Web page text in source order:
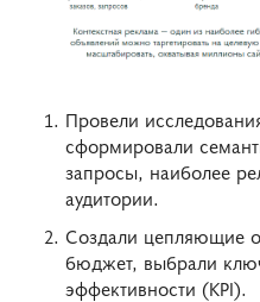
Провели
сформировали
запросы, наиболее
аудитории.
Создали цепляющие
бюджет, выбрали
эффективности (KPI).